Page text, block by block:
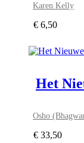
Karen Kelly
€ 6,50
Het
Osho
€ 33,50